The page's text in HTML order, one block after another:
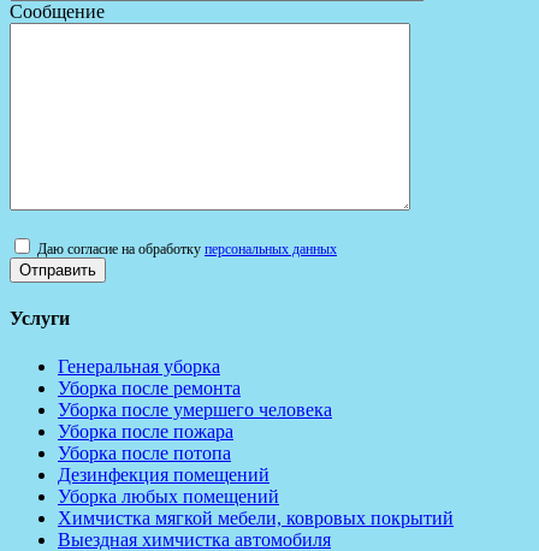
Сообщение
Даю согласие на обработку персональных данных
Услуги
Генеральная уборка
Уборка после ремонта
Уборка после умершего человека
Уборка после пожара
Уборка после потопа
Дезинфекция помещений
Уборка любых помещений
Химчистка мягкой мебели, ковровых покрытий
Выездная химчистка автомобиля